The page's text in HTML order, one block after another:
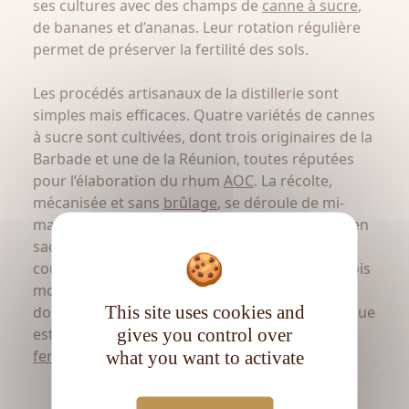
ses cultures avec des champs de canne à sucre,
de bananes et d’ananas. Leur rotation régulière
permet de préserver la fertilité des sols.
Les procédés artisanaux de la distillerie sont
simples mais efficaces. Quatre variétés de cannes
à sucre sont cultivées, dont trois originaires de la
Barbade et une de la Réunion, toutes réputées
pour l’élaboration du rhum AOC. La récolte,
mécanisée et sans brûlage, se déroule de mi-
mars à fin juin, lorsque les cannes sont riches en
saccharose. Un court laps de temps sépare la
coupe de la canne du broyage dans l’un des trois
moulins de la distillerie, située au cœur du
domaine. Ce jus frais à haut potentiel aromatique
est ensuite acheminé vers les cuves de
fermentationpendant 36 à 48 heures.
This site uses cookies and
gives you control over
what you want to activate